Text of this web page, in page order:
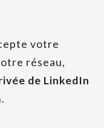
votre
réseau,
de LinkedIn